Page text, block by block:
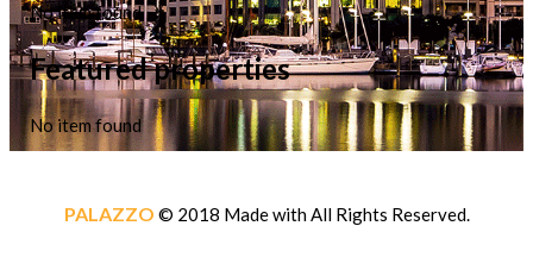
No item found
Featured properties
No item found
PALAZZO © 2018 Made withAll Rights Reserved.